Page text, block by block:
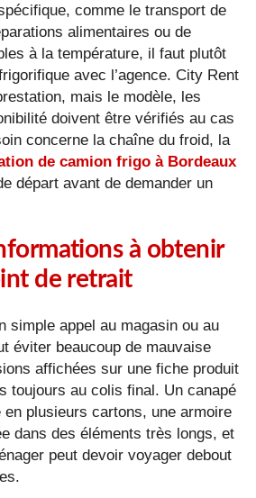
comme le transport de
alimentaires ou de
à la température, il faut plutôt
avec l’agence. City Rent
mais le modèle, les
doivent être vérifiés au cas
concerne la chaîne du froid, la
de camion frigo à Bordeaux
départ avant de demander un
à obtenir
de retrait
simple appel au magasin ou au
éviter beaucoup de mauvaise
affichées sur une fiche produit
toujours au colis final. Un canapé
en plusieurs cartons, une armoire
dans des éléments très longs, et
peut devoir voyager debout